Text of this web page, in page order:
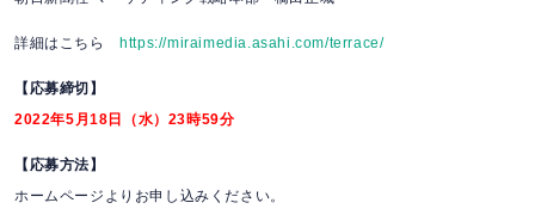
詳細はこちら https://miraimedia.asahi.com/terrace/
【応募締切】
2022年5月18日（水）23時59分
【応募方法】
ホームページよりお申し込みください。